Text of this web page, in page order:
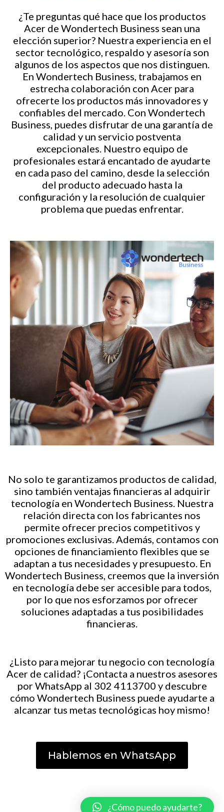
¿Te preguntas qué hace que los productos
Acer de Wondertech Business sean una
elección superior? Nuestra experiencia en el
sector tecnológico, respaldo y asesoría son
algunos de los aspectos que nos distinguen.
En Wondertech Business, trabajamos en
estrecha colaboración con Acer para
ofrecerte los productos más innovadores y
confiables del mercado. Con Wondertech
Business, puedes disfrutar de una garantía de
calidad y un servicio postventa
excepcionales. Nuestro equipo de
profesionales estará encantado de ayudarte
en cada paso del camino, desde la selección
del producto adecuado hasta la
configuración y la resolución de cualquier
problema que puedas enfrentar.
No solo te garantizamos productos de calidad,
sino también ventajas financieras al adquirir
tecnología en Wondertech Business. Nuestra
relación directa con los fabricantes nos
permite ofrecer precios competitivos y
promociones exclusivas. Además, contamos con
opciones de financiamiento flexibles que se
adaptan a tus necesidades y presupuesto. En
Wondertech Business, creemos que la inversión
en tecnología debe ser accesible para todos,
por lo que nos esforzamos por ofrecer
soluciones adaptadas a tus posibilidades
financieras.
¿Listo para mejorar tu negocio con tecnología
Acer de calidad? ¡Contacta a nuestros asesores
por WhatsApp al 302 4113700 y descubre
cómo Wondertech Business puede ayudarte a
alcanzar tus metas tecnológicas hoy mismo!
Hablemos en WhatsApp
¿Cómo puedo ayudarte?